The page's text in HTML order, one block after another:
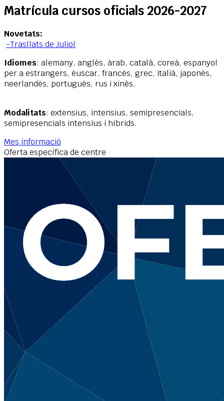
Matrícula cursos oficials 2026-2027
Novetats:
-Trasllats de Juliol
Idiomes: alemany, anglès, àrab, català, coreà, espanyol
per a estrangers, èuscar, francès, grec, italià, japonès,
neerlandès, portuguès, rus i xinès.
Modalitats: extensius, intensius, semipresencials,
semipresencials intensius i híbrids.
Mes informació
Oferta específica de centre